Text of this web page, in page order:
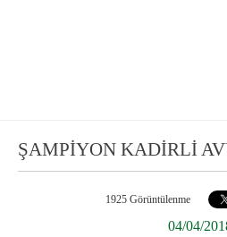
ŞAMPİYON KADİRLİ
1925 Görüntülenme
04/04/